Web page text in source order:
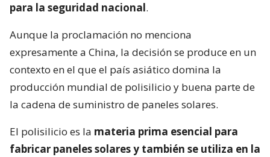
para la seguridad nacional.
Aunque la proclamación no menciona
expresamente a China, la decisión se produce en un
contexto en el que el país asiático domina la
producción mundial de polisilicio y buena parte de
la cadena de suministro de paneles solares.
El polisilicio es la materia prima esencial para
fabricar paneles solares y también se utiliza en la